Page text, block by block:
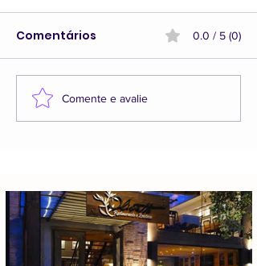
Comentários 0.0 / 5 (0)
Comente e avalie